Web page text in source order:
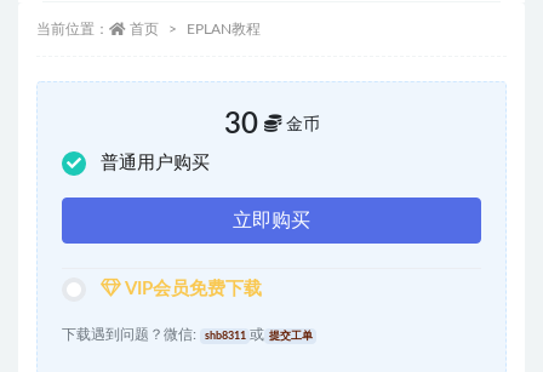
当前位置： 首页 EPLAN教程
30 金币
普通用户购买
立即购买
VIP会员免费下载
下载遇到问题？微信: shb8311 或 提交工单